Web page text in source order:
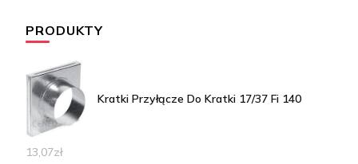
PRODUKTY
Kratki Przyłącze Do Kratki 17/37 Fi 140
13,07zł